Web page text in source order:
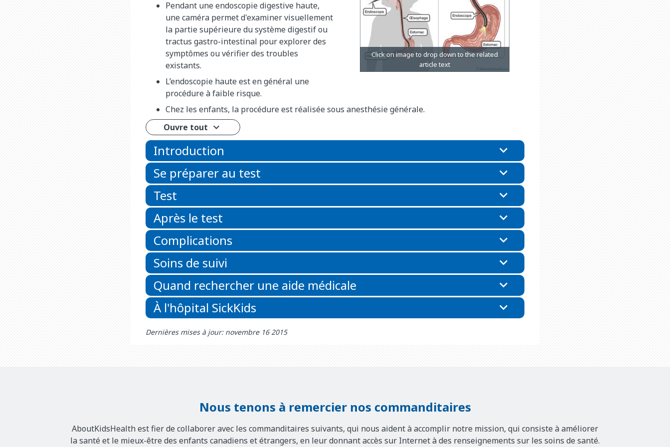
Pendant une endoscopie digestive haute,
une caméra permet d'examiner visuellement
la partie supérieure du système digestif ou
tractus gastro-intestinal pour explorer des
symptômes ou vérifier des troubles
existants.
L’endoscopie haute est en général une
procédure à faible risque.
Chez les enfants, la procédure est réalisée sous anesthésie générale.
Ouvre tout
Introduction
Se préparer au test
Test
Après le test
Complications
Soins de suivi
Quand rechercher une aide médicale
À l'hôpital SickKids
Dernières mises à jour: novembre 16 2015
Nous tenons à remercier nos commanditaires
AboutKidsHealth est fier de collaborer avec les commanditaires suivants, qui nous aident à accomplir notre mission, qui consiste à améliorer
la santé et le mieux-être des enfants canadiens et étrangers, en leur donnant accès sur Internet à des renseignements sur les soins de santé.